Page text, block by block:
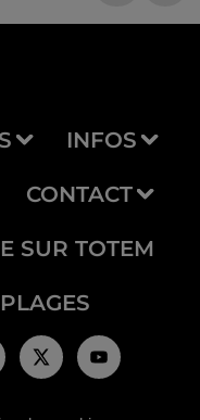
INFOS
CONTACT
SUR TOTEM